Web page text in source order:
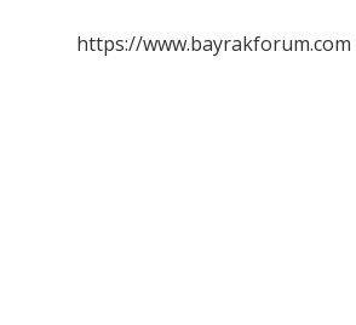
https://www.bayrakforum.com